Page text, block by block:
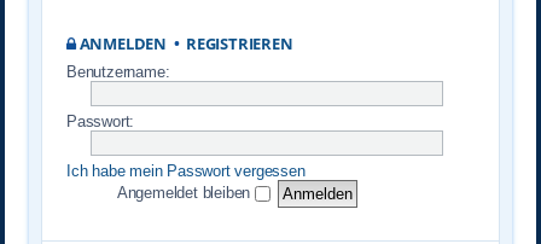
ANMELDEN • REGISTRIEREN
Benutzername:
Passwort:
Ich habe mein Passwort vergessen
Angemeldet bleiben